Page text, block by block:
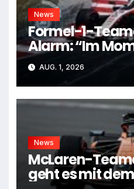
News
Formel-1-
Alarm: “Im
kompliziert”
AUG. 1, 2026
News
McLaren-
geht es mit